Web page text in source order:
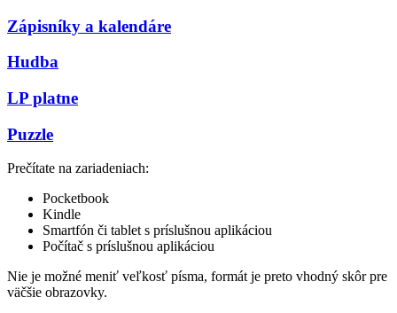
Zápisníky a kalendáre
Hudba
LP platne
Puzzle
Prečítate na zariadeniach:
Pocketbook
Kindle
Smartfón či tablet s príslušnou aplikáciou
Počítač s príslušnou aplikáciou
Nie je možné meniť veľkosť písma, formát je preto vhodný skôr pre
väčšie obrazovky.